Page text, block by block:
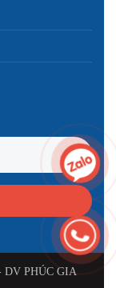
DV PHÚC GIA